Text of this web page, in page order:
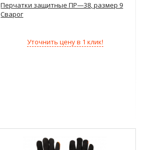
Перчатки защитные ПР—38, размер 9
Сварог
Уточнить цену в 1 клик!